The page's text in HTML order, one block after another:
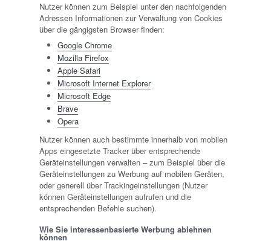
Nutzer können zum Beispiel unter den nachfolgenden
Adressen Informationen zur Verwaltung von Cookies
über die gängigsten Browser finden:
Google Chrome
Mozilla Firefox
Apple Safari
Microsoft Internet Explorer
Microsoft Edge
Brave
Opera
Nutzer können auch bestimmte innerhalb von mobilen
Apps eingesetzte Tracker über entsprechende
Geräteinstellungen verwalten – zum Beispiel über die
Geräteinstellungen zu Werbung auf mobilen Geräten,
oder generell über Trackingeinstellungen (Nutzer
können Geräteinstellungen aufrufen und die
entsprechenden Befehle suchen).
Wie Sie interessenbasierte Werbung ablehnen
können